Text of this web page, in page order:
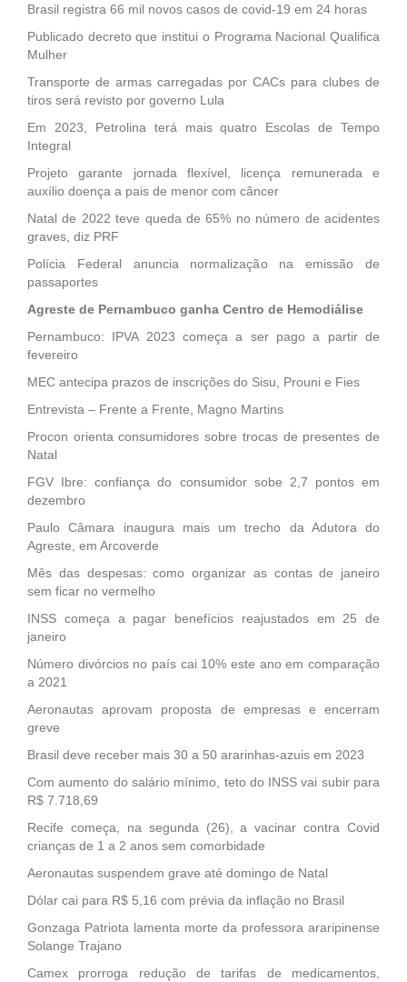
Brasil registra 66 mil novos casos de covid-19 em 24 horas
Publicado decreto que institui o Programa Nacional Qualifica
Mulher
Transporte de armas carregadas por CACs para clubes de
tiros será revisto por governo Lula
Em 2023, Petrolina terá mais quatro Escolas de Tempo
Integral
Projeto garante jornada flexível, licença remunerada e
auxílio doença a pais de menor com câncer
Natal de 2022 teve queda de 65% no número de acidentes
graves, diz PRF
Polícia Federal anuncia normalização na emissão de
passaportes
Agreste de Pernambuco ganha Centro de Hemodiálise
Pernambuco: IPVA 2023 começa a ser pago a partir de
fevereiro
MEC antecipa prazos de inscrições do Sisu, Prouni e Fies
Entrevista – Frente a Frente, Magno Martins
Procon orienta consumidores sobre trocas de presentes de
Natal
FGV Ibre: confiança do consumidor sobe 2,7 pontos em
dezembro
Paulo Câmara inaugura mais um trecho da Adutora do
Agreste, em Arcoverde
Mês das despesas: como organizar as contas de janeiro
sem ficar no vermelho
INSS começa a pagar benefícios reajustados em 25 de
janeiro
Número divórcios no país cai 10% este ano em comparação
a 2021
Aeronautas aprovam proposta de empresas e encerram
greve
Brasil deve receber mais 30 a 50 ararinhas-azuis em 2023
Com aumento do salário mínimo, teto do INSS vai subir para
R$ 7.718,69
Recife começa, na segunda (26), a vacinar contra Covid
crianças de 1 a 2 anos sem comorbidade
Aeronautas suspendem grave até domingo de Natal
Dólar cai para R$ 5,16 com prévia da inflação no Brasil
Gonzaga Patriota lamenta morte da professora araripinense
Solange Trajano
Camex prorroga redução de tarifas de medicamentos,